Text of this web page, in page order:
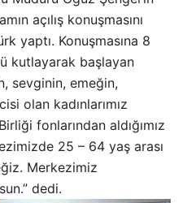
açılış konuşmasını
yaptı. Konuşmasına 8
kutlayarak başlayan
sevginin, emeğin,
olan kadınlarımız
fonlarından aldığımız
25 – 64 yaş arası
Merkezimiz
dedi.